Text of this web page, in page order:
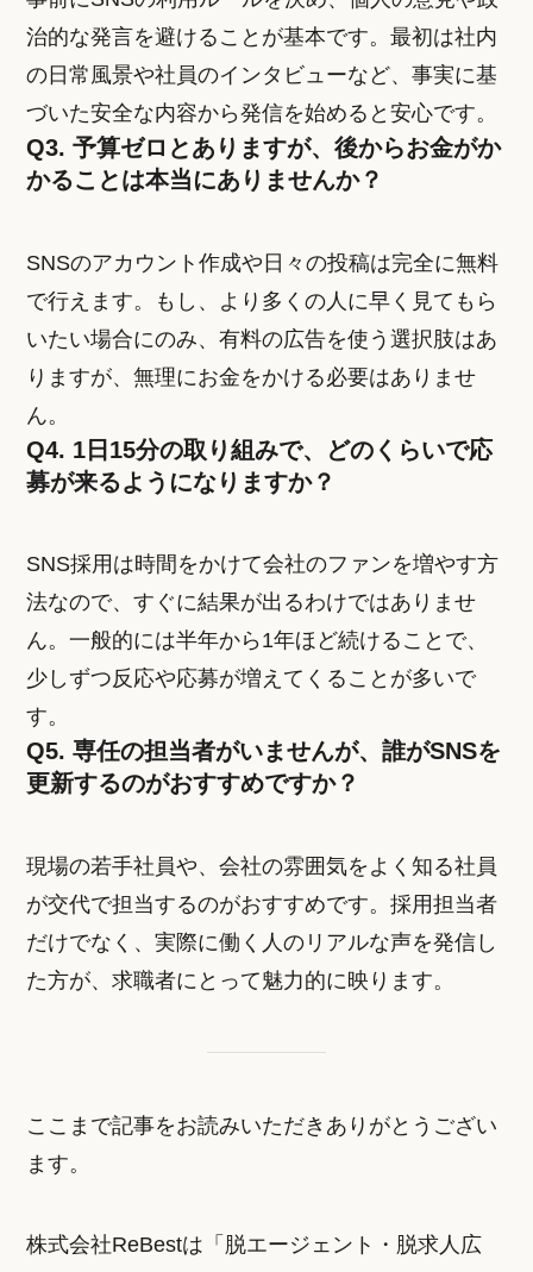
治的な発言を避けることが基本です。最初は社内
の日常風景や社員のインタビューなど、事実に基
づいた安全な内容から発信を始めると安心です。
Q3. 予算ゼロとありますが、後からお金がか
かることは本当にありませんか？
SNSのアカウント作成や日々の投稿は完全に無料
で行えます。もし、より多くの人に早く見てもら
いたい場合にのみ、有料の広告を使う選択肢はあ
りますが、無理にお金をかける必要はありませ
ん。
Q4. 1日15分の取り組みで、どのくらいで応
募が来るようになりますか？
SNS採用は時間をかけて会社のファンを増やす方
法なので、すぐに結果が出るわけではありませ
ん。一般的には半年から1年ほど続けることで、
少しずつ反応や応募が増えてくることが多いで
す。
Q5. 専任の担当者がいませんが、誰がSNSを
更新するのがおすすめですか？
現場の若手社員や、会社の雰囲気をよく知る社員
が交代で担当するのがおすすめです。採用担当者
だけでなく、実際に働く人のリアルな声を発信し
た方が、求職者にとって魅力的に映ります。
ここまで記事をお読みいただきありがとうござい
ます。
株式会社ReBestは「脱エージェント・脱求人広